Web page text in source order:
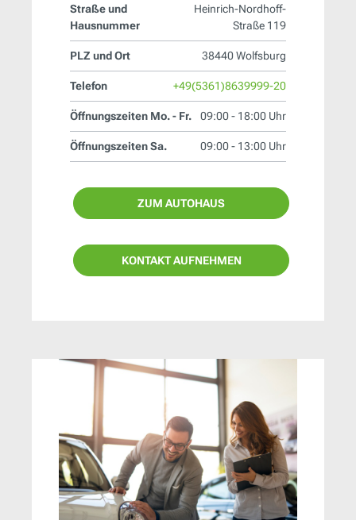
Straße und
Hausnummer
Heinrich-Nordhoff-
Straße 119
PLZ und Ort 38440 Wolfsburg
Telefon +49(5361)8639999-20
Öffnungszeiten Mo. - Fr. 09:00 - 18:00 Uhr
Öffnungszeiten Sa. 09:00 - 13:00 Uhr
ZUM AUTOHAUS
KONTAKT AUFNEHMEN